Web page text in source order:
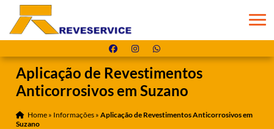
Aplicação de Revestimentos
Anticorrosivos em Suzano
Home » Informações »Aplicação de Revestimentos Anticorrosivos em
Suzano